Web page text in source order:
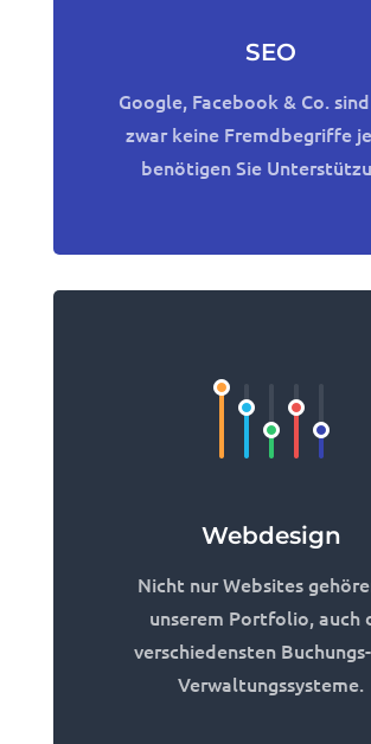
SEO
Google, Facebook & Co.
zwar keine Fremdbegriffe
benötigen Sie
Webdesign
Nicht nur Websites
unserem Portfolio, auch
verschiedensten
Verwaltungssysteme.